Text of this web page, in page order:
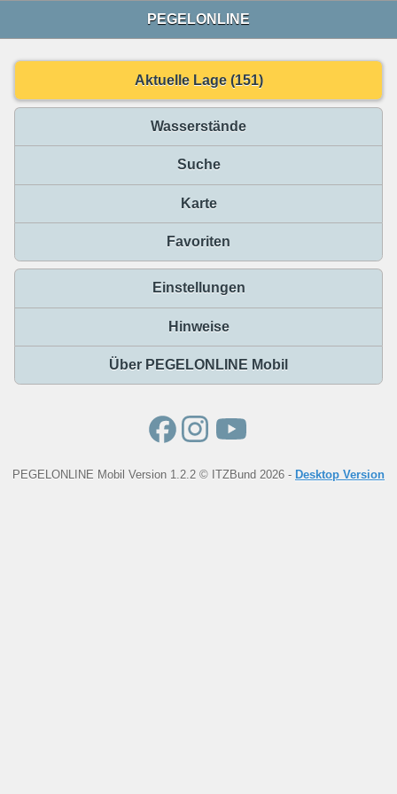
PEGELONLINE
Aktuelle Lage (151)
Wasserstände
Suche
Karte
Favoriten
Einstellungen
Hinweise
Über PEGELONLINE Mobil
PEGELONLINE Mobil Version 1.2.2 © ITZBund 2026 - Desktop Version